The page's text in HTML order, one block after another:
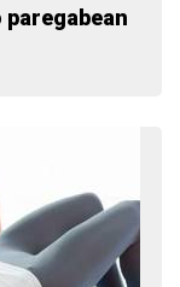
paregabean